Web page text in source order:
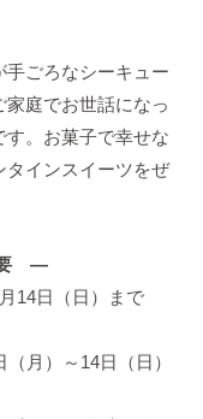
手ごろなシーキュー
庭でお世話になっ
。お菓子で幸せな
タインスイーツをぜ
要 ―
2月14日（日）まで
月）～14日（日）